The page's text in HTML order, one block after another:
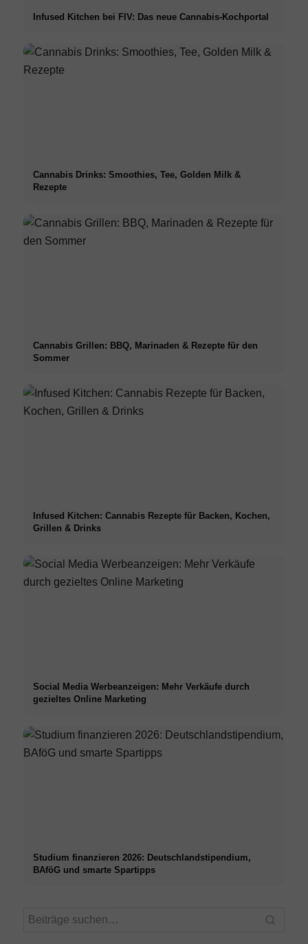
Infused Kitchen bei FIV: Das neue Cannabis-Kochportal
Cannabis Drinks: Smoothies, Tee, Golden Milk &
Rezepte
Cannabis Grillen: BBQ, Marinaden & Rezepte für den
Sommer
Infused Kitchen: Cannabis Rezepte für Backen, Kochen,
Grillen & Drinks
Social Media Werbeanzeigen: Mehr Verkäufe durch
gezieltes Online Marketing
Studium finanzieren 2026: Deutschlandstipendium,
BAföG und smarte Spartipps